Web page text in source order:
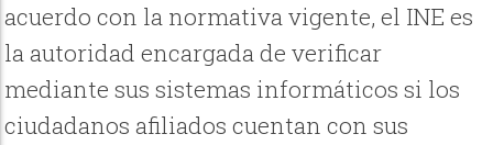
acuerdo con la normativa vigente, el INE es
la autoridad encargada de verificar
mediante sus sistemas informáticos si los
ciudadanos afiliados cuentan con sus